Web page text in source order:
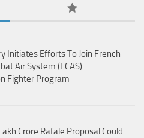
Initiates Efforts To Join French-
Air System (FCAS)
Fighter Program
Crore Rafale Proposal Could